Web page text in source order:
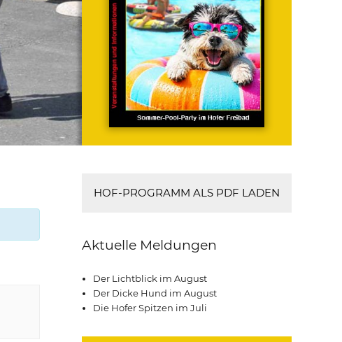
HOF-PROGRAMM ALS PDF LADEN
Aktuelle Meldungen
Der Lichtblick im August
Der Dicke Hund im August
Die Hofer Spitzen im Juli